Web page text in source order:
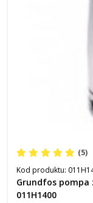
(5)
Kod produktu:
Grundfos pompa
011H1400